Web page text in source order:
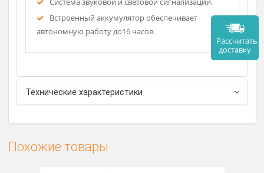
измерение SpO2 при артефактах движения и
слабых сигналах.
Трехцветные светодиоды, отображающие
наполнение пульса.
Система звуковой и световой сигнализации.